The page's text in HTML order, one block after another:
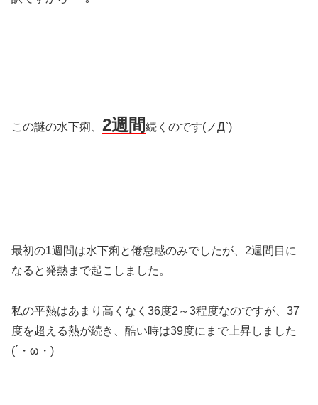
この謎の水下痢、 2週間続くのです(ノД`)
最初の1週間は水下痢と倦怠感のみでしたが、2週間目に
なると発熱まで起こしました。
私の平熱はあまり高くなく36度2～3程度なのですが、37
度を超える熱が続き、酷い時は39度にまで上昇しました
(´・ω・)